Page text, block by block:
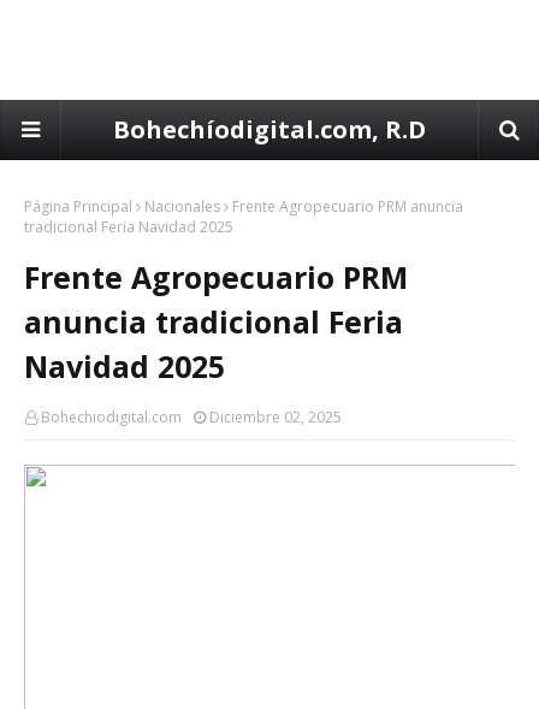
Bohechíodigital.com, R.D
Página Principal Nacionales
Frente Agropecuario PRM anuncia
tradicional Feria Navidad 2025
Frente Agropecuario PRM
anuncia tradicional Feria
Navidad 2025
Bohechiodigital.com Diciembre 02, 2025